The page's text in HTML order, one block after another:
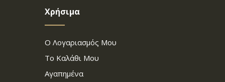
Χρήσιμα
Ο Λογαριασμός Μου
Το Καλάθι Μου
Αγαπημένα